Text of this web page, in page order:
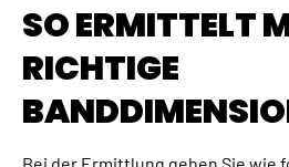
SO ERMITTELT
RICHTIGE
Bei der Ermittlung gehen Sie wie